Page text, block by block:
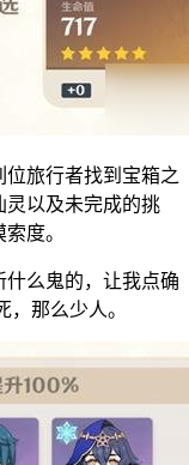
旅行者找到宝箱之
灵以及未完成的挑
度。
么鬼的，让我点确
那么少人。